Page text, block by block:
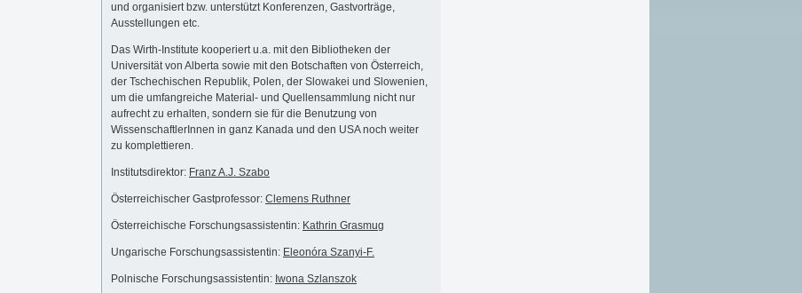
und organisiert bzw. unterstützt Konferenzen, Gastvorträge,
Ausstellungen etc.
Das Wirth-Institute kooperiert u.a. mit den Bibliotheken der
Universität von Alberta sowie mit den Botschaften von Österreich,
der Tschechischen Republik, Polen, der Slowakei und Slowenien,
um die umfangreiche Material- und Quellensammlung nicht nur
aufrecht zu erhalten, sondern sie für die Benutzung von
WissenschaftlerInnen in ganz Kanada und den USA noch weiter
zu komplettieren.
Institutsdirektor: Franz A.J. Szabo
Österreichischer Gastprofessor: Clemens Ruthner
Österreichische Forschungsassistentin: Kathrin Grasmug
Ungarische Forschungsassistentin: Eleonóra Szanyi-F.
Polnische Forschungsassistentin: Iwona Szlanszok